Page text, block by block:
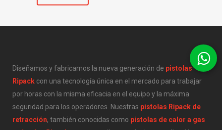
Diseñamos y fabricamos la nueva generación de pistolas
Ripack con una tecnología única en el mercado para trabajar
por horas con la misma eficacia en el equipo y la máxima
seguridad para los operadores. Nuestras pistolas Ripack de
retracción, también conocidas como pistolas de calor a gas